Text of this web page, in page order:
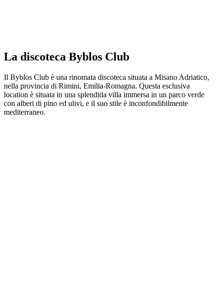
La discoteca Byblos Club
Il Byblos Club è una rinomata discoteca situata a Misano Adriatico,
nella provincia di Rimini, Emilia-Romagna. Questa esclusiva
location è situata in una splendida villa immersa in un parco verde
con alberi di pino ed ulivi, e il suo stile è inconfondibilmente
mediterraneo.